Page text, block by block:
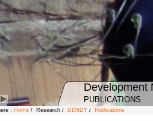
Development
PUBLICATIONS
: Home / Research / DENDY / Publications